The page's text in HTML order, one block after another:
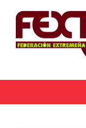
content